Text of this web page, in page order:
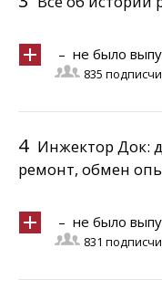
– не было
835
4 Инжектор Док:
ремонт, обмен
– не было
831